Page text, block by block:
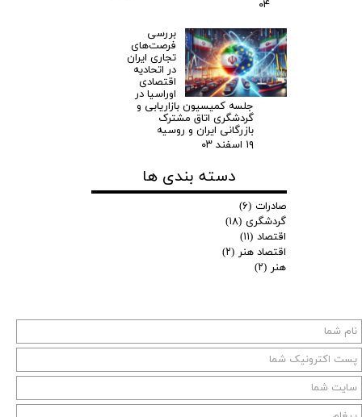
۰۴
بررسی
فرصت‌های
تجاری ایران
در اتحادیه
اقتصادی
اوراسیا در
جلسه کمیسیون بازاریابی و
گردشگری اتاق مشترک
بازرگانی ایران و روسیه
۱۹ اسفند ۰۳
دسته بندی ها
صادرات (۶)
گردشگری (۱۸)
اقتصاد (۱۱)
اقتصاد هنر (۲)
هنر (۲)